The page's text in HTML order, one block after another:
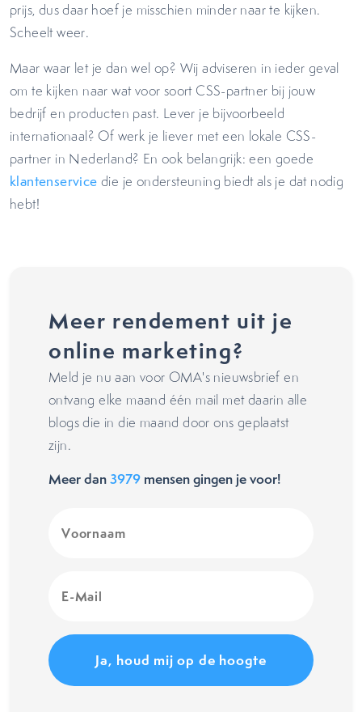
prijs, dus daar hoef je misschien minder naar te kijken.
Scheelt weer.
Maar waar let je dan wel op? Wij adviseren in ieder geval
om te kijken naar wat voor soort CSS-partner bij jouw
bedrijf en producten past. Lever je bijvoorbeeld
internationaal? Of werk je liever met een lokale CSS-
partner in Nederland? En ook belangrijk: een goede
klantenservice die je ondersteuning biedt als je dat nodig
hebt!
Meer rendement uit je
online marketing?
Meld je nu aan voor OMA's nieuwsbrief en
ontvang elke maand één mail met daarin alle
blogs die in die maand door ons geplaatst
zijn.
Meer dan3979 mensen gingen je voor!
(Vereist)
Mail